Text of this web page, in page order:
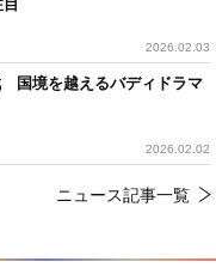
2026.02.03
国境を越えるバディドラマ
2026.02.02
ニュース記事一覧